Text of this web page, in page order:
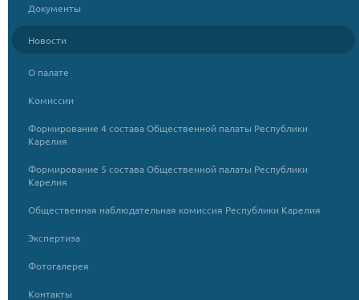
Документы
Новости
О палате
Комиссии
Формирование 4 состава Общественной палаты Республики
Карелия
Формирование 5 состава Общественной палаты Республики
Карелия
Общественная наблюдательная комиссия Республики Карелия
Экспертиза
Фотогалерея
Контакты